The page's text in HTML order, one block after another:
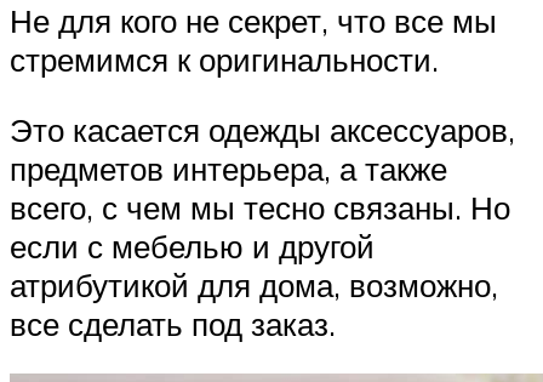
Не для кого не секрет, что все мы
стремимся к оригинальности.
Это касается одежды аксессуаров,
предметов интерьера, а также
всего, с чем мы тесно связаны. Но
если с мебелью и другой
атрибутикой для дома, возможно,
все сделать под заказ.